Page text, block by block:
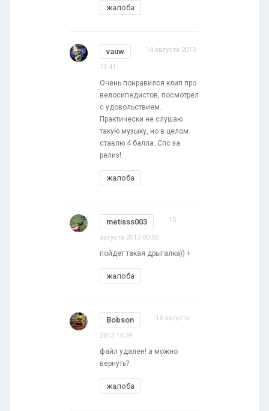
жалоба
vauw 14 августа 2013
21:41
Очень понравился клип про
велосипедистов, посмотрел
с удовольствием.
Практически не слушаю
такую музыку, но в целом
ставлю 4 балла. Спс за
релиз!
жалоба
metisss003 15
августа 2013 00:02
пойдет такая дрыгалка)) +
жалоба
Bobson 16 августа
2013 14:39
файл удален! а можно
вернуть?
жалоба